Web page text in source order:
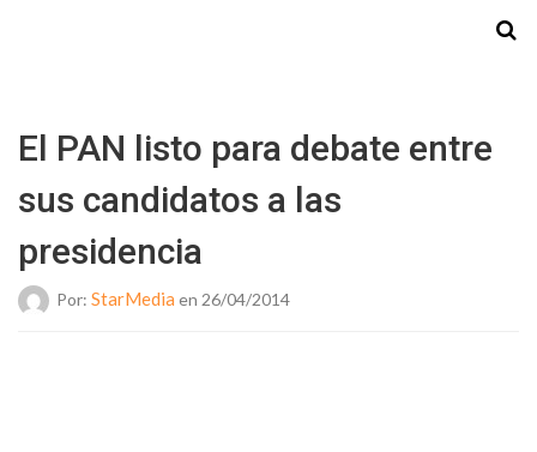
El PAN listo para debate entre
sus candidatos a las
presidencia
Por: StarMedia en 26/04/2014